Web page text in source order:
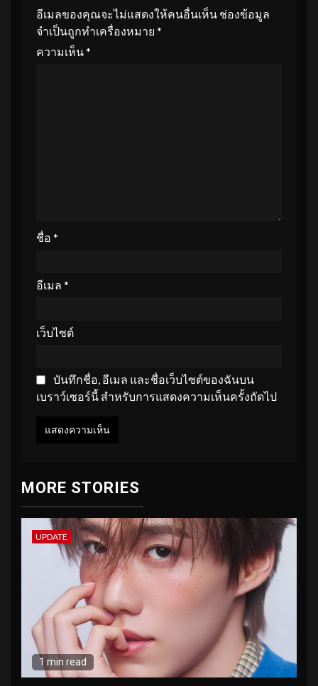
อีเมลของคุณจะไม่แสดงให้คนอื่นเห็น ช่องข้อมูล
จำเป็นถูกทำเครื่องหมาย *
ความเห็น*
ชื่อ *
อีเมล *
เว็บไซต์
บันทึกชื่อ, อีเมล และชื่อเว็บไซต์ของฉันบน
เบราว์เซอร์นี้ สำหรับการแสดงความเห็นครั้งถัดไป
MORE STORIES
UPDATE
1 min read